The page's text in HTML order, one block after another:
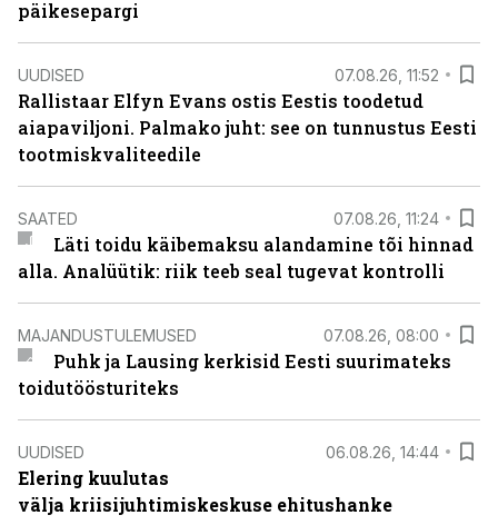
päikesepargi
UUDISED 07.08.26, 11:52
Rallistaar Elfyn Evans ostis Eestis toodetud
aiapaviljoni. Palmako juht: see on tunnustus Eesti
tootmiskvaliteedile
SAATED 07.08.26, 11:24
Läti toidu käibemaksu alandamine tõi hinnad
alla. Analüütik: riik teeb seal tugevat kontrolli
MAJANDUSTULEMUSED 07.08.26, 08:00
Puhk ja Lausing kerkisid Eesti suurimateks
toidutöösturiteks
UUDISED 06.08.26, 14:44
Elering kuulutas
välja kriisijuhtimiskeskuse ehitushanke